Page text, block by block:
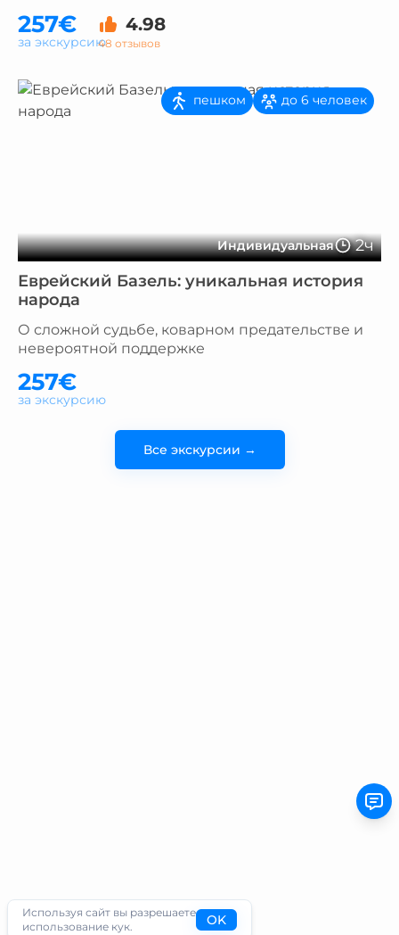
257€ 4.98
48 отзывов
за экскурсию
Индивидуальная 2ч
пешком до 6 человек
Еврейский Базель: уникальная история
народа
О сложной судьбе, коварном предательстве и
невероятной поддержке
257€
за экскурсию
Все экскурсии →
Используя сайт вы разрешаете
использование кук.
OK